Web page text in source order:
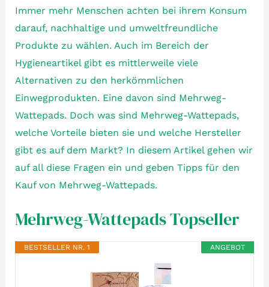
Immer mehr Menschen achten bei ihrem Konsum
darauf, nachhaltige und umweltfreundliche
Produkte zu wählen. Auch im Bereich der
Hygieneartikel gibt es mittlerweile viele
Alternativen zu den herkömmlichen
Einwegprodukten. Eine davon sind Mehrweg-
Wattepads. Doch was sind Mehrweg-Wattepads,
welche Vorteile bieten sie und welche Hersteller
gibt es auf dem Markt? In diesem Artikel gehen wir
auf all diese Fragen ein und geben Tipps für den
Kauf von Mehrweg-Wattepads.
Mehrweg-Wattepads Topseller
ANGEBOT
BESTSELLER NR. 1